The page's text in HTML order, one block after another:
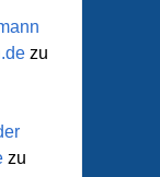
zu
zu